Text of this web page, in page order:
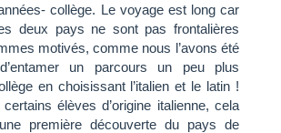
collège. Le voyage est long car
deux pays ne sont pas frontalières
motivés, comme nous l’avons été
un parcours un peu plus
en choisissant l’italien et le latin !
élèves d’origine italienne, cela
première découverte du pays de